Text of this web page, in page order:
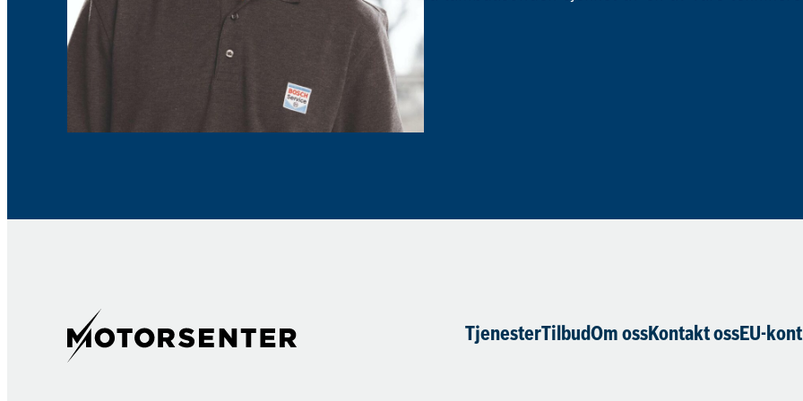
TjenesterTilbudOm ossKontakt ossEU-